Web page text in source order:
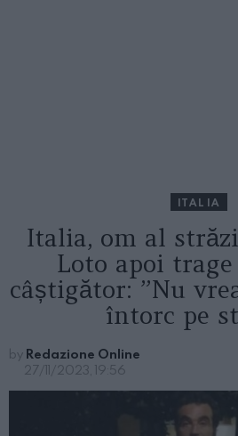
ITALIA
Italia, om al
Loto apoi
câștigător: ”Nu
întorc pe
by Redazione Online
27/11/2023, 19:56